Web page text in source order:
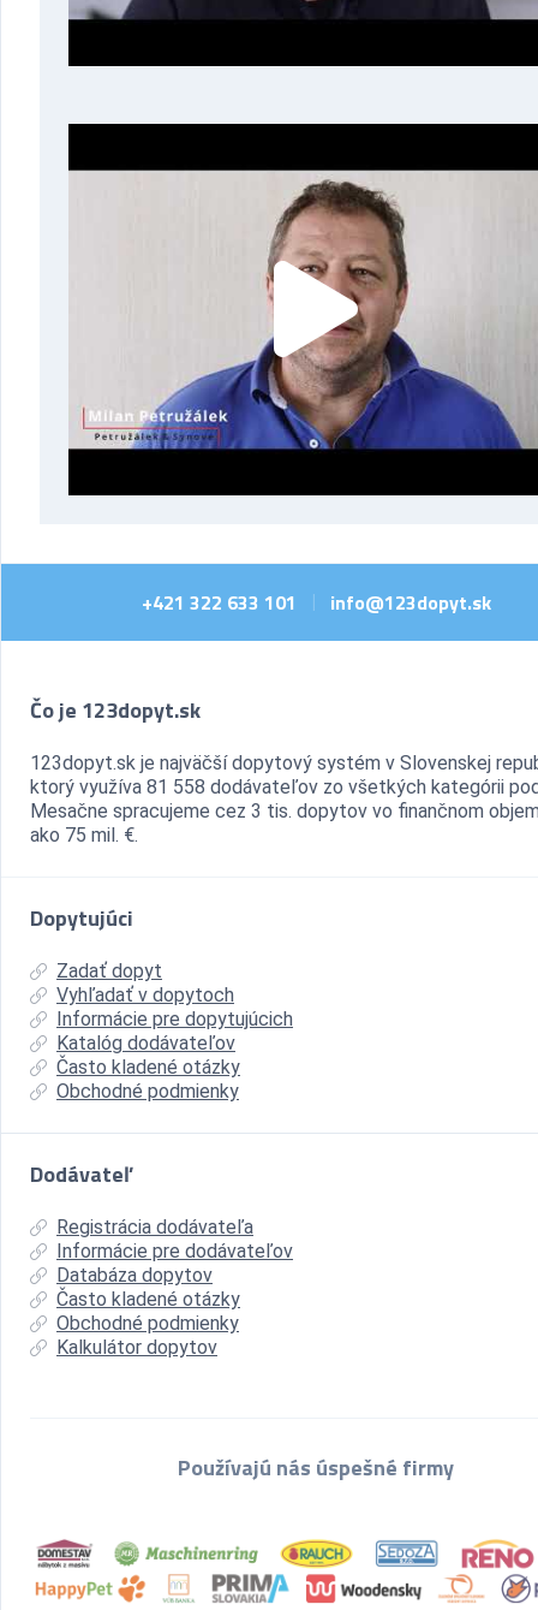
+421 322 633 101 info@123dopyt.sk
Čo je 123dopyt.sk
123dopyt.sk je najväčší dopytový systém v Slovenskej
ktorý využíva 81 558 dodávateľov zo všetkých kategórii
Mesačne spracujeme cez 3 tis. dopytov vo finančnom
ako 75 mil. €.
Dopytujúci
Zadať dopyt
Vyhľadať v dopytoch
Informácie pre dopytujúcich
Katalóg dodávateľov
Často kladené otázky
Obchodné podmienky
Dodávateľ
Registrácia dodávateľa
Informácie pre dodávateľov
Databáza dopytov
Často kladené otázky
Obchodné podmienky
Kalkulátor dopytov
Používajú nás úspešné firmy